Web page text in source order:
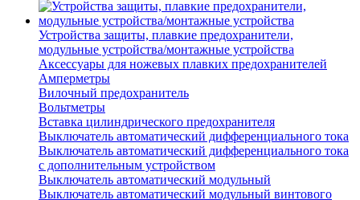
Устройства защиты, плавкие предохранители,
модульные устройства/монтажные устройства
Аксессуары для ножевых плавких предохранителей
Амперметры
Вилочный предохранитель
Вольтметры
Вставка цилиндрического предохранителя
Выключатель автоматический дифференциального тока
Выключатель автоматический дифференциального тока
с дополнительным устройством
Выключатель автоматический модульный
Выключатель автоматический модульный винтового